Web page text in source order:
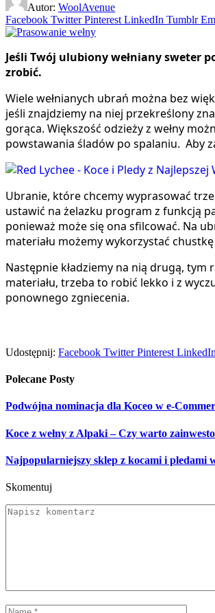
Autor: WoolAvenue
Facebook Twitter Pinterest LinkedIn Tumblr
Jeśli Twój ulubiony wełniany sweter
zrobić.
Wiele wełnianych ubrań można bez
jeśli znajdziemy na niej przekreślony
gorąca. Większość odzieży z wełny
powstawania śladów po spalaniu. Aby
Ubranie, które chcemy wyprasować
ustawić na żelazku program z funkcją
ponieważ może się ona sfilcować. Na
materiału możemy wykorzystać chustkę
Następnie kładziemy na nią drugą, tym
materiału, trzeba to robić lekko i z
ponownego zgniecenia.
Udostępnij: Facebook Twitter Pinterest LinkedIn
Polecane Posty
Podwójna nominacja dla Koceo w e-
Koce z wełny z Alpaki – Czy warto
Najpopularniejszy sklep z kocami i pledami
Skomentuj